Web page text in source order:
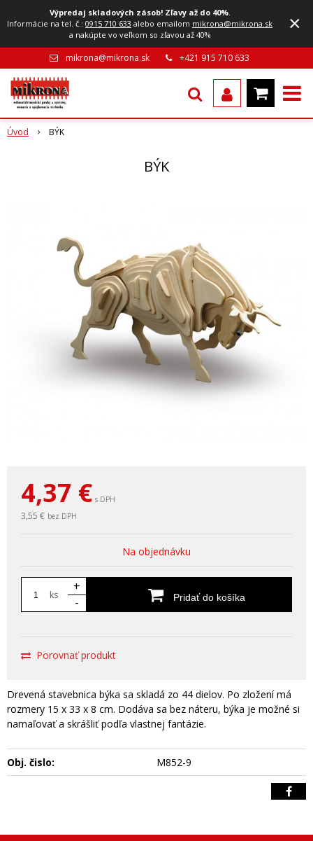
Výpredaj skladových zásob! Zľavy až do 40%.
Informácie na tel. č.:0915 710 633 alebo emailom mikrona@mikrona.sk
a nakúpte vo veľkom so zľavou až 40%
×
mikrona@mikrona.sk +421 915 710 633
Úvod BÝK
BÝK
4,37 € s DPH
3,55 € bez DPH
Na objednávku
ks
+
-
Pridať do košíka
Porovnať produkt
Drevená stavebnica býka sa skladá zo 44 dielov. Po zložení má
rozmery 15 x 33 x 8 cm. Dodáva sa bez náteru, býka je možné si
namaľovať a skrášliť podľa vlastnej fantázie.
Obj. čislo: M852-9